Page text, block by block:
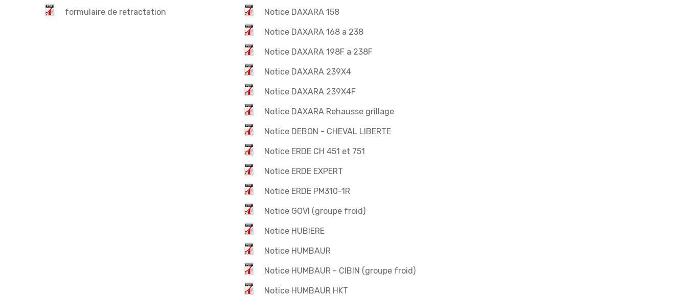
formulaire de retractation Notice DAXARA 158
Notice DAXARA 168 a 238
Notice DAXARA 198F a 238F
Notice DAXARA 239X4
Notice DAXARA 239X4F
Notice DAXARA Rehausse grillage
Notice DEBON - CHEVAL LIBERTE
Notice ERDE CH 451 et 751
Notice ERDE EXPERT
Notice ERDE PM310-1R
Notice GOVI (groupe froid)
Notice HUBIERE
Notice HUMBAUR
Notice HUMBAUR - CIBIN (groupe froid)
Notice HUMBAUR HKT